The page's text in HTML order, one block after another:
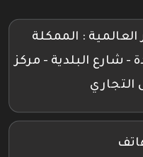
بلاي
: الممكلة
- شارع البلدية - مركز
التجاري